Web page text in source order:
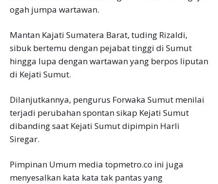
ogah jumpa wartawan.
Mantan Kajati Sumatera Barat, tuding Rizaldi,
sibuk bertemu dengan pejabat tinggi di Sumut
hingga lupa dengan wartawan yang berpos liputan
di Kejati Sumut.
Dilanjutkannya, pengurus Forwaka Sumut menilai
terjadi perubahan spontan sikap Kejati Sumut
dibanding saat Kejati Sumut dipimpin Harli
Siregar.
Pimpinan Umum media topmetro.co ini juga
menyesalkan kata kata tak pantas yang